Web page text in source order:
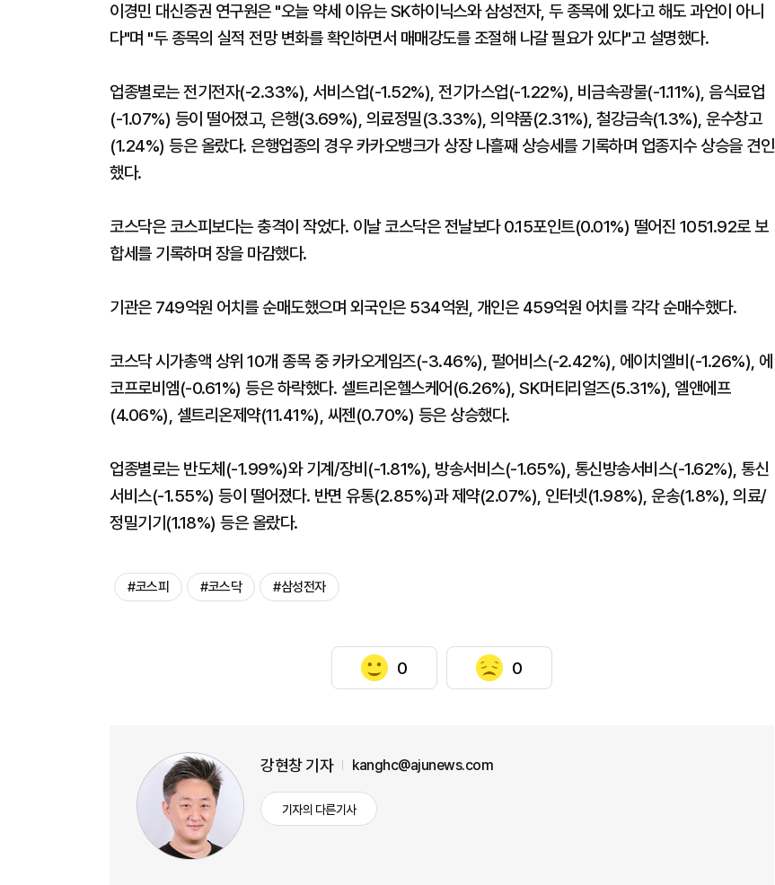
이경민 대신증권 연구원은 "오늘 약세 이유는 SK하이닉스와 삼성전자, 두 종목에 있다고 해도 과언이 아니
다"며 "두 종목의 실적 전망 변화를 확인하면서 매매강도를 조절해 나갈 필요가 있다"고 설명했다.
업종별로는 전기전자(-2.33%), 서비스업(-1.52%), 전기가스업(-1.22%), 비금속광물(-1.11%), 음식료업
(-1.07%) 등이 떨어졌고, 은행(3.69%), 의료정밀(3.33%), 의약품(2.31%), 철강금속(1.3%), 운수창고
(1.24%) 등은 올랐다. 은행업종의 경우 카카오뱅크가 상장 나흘째 상승세를 기록하며 업종지수 상승을 견인
했다.
코스닥은 코스피보다는 충격이 작었다. 이날 코스닥은 전날보다 0.15포인트(0.01%) 떨어진 1051.92로 보
합세를 기록하며 장을 마감했다.
기관은 749억원 어치를 순매도했으며 외국인은 534억원, 개인은 459억원 어치를 각각 순매수했다.
코스닥 시가총액 상위 10개 종목 중 카카오게임즈(-3.46%), 펄어비스(-2.42%), 에이치엘비(-1.26%), 에
코프로비엠(-0.61%) 등은 하락했다. 셀트리온헬스케어(6.26%), SK머티리얼즈(5.31%), 엘앤에프
(4.06%), 셀트리온제약(11.41%), 씨젠(0.70%) 등은 상승했다.
업종별로는 반도체(-1.99%)와 기계/장비(-1.81%), 방송서비스(-1.65%), 통신방송서비스(-1.62%), 통신
서비스(-1.55%) 등이 떨어졌다. 반면 유통(2.85%)과 제약(2.07%), 인터넷(1.98%), 운송(1.8%), 의료/
정밀기기(1.18%) 등은 올랐다.
#코스피 #코스닥 #삼성전자
0 0
강현창 기자 kanghc@ajunews.com
기자의 다른기사